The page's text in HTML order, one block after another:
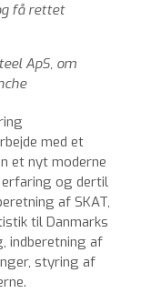
få rettet
ApS, om
med et
et nyt moderne
erfaring og dertil
af SKAT,
til Danmarks
indberetning af
styring af